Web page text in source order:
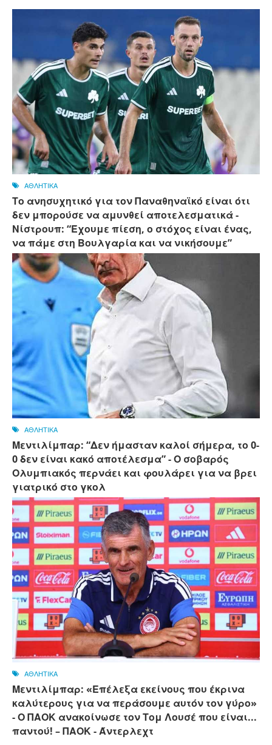
ΑΘΛΗΤΙΚΑ
Το ανησυχητικό για τον Παναθηναϊκό είναι ότι
δεν μπορούσε να αμυνθεί αποτελεσματικά -
Νίστρουπ: “Έχουμε πίεση, ο στόχος είναι ένας,
να πάμε στη Βουλγαρία και να νικήσουμε”
ΑΘΛΗΤΙΚΑ
Μεντιλίμπαρ: “Δεν ήμασταν καλοί σήμερα, το 0-
0 δεν είναι κακό αποτέλεσμα” - Ο σοβαρός
Ολυμπιακός περνάει και φουλάρει για να βρει
γιατρικό στο γκολ
ΑΘΛΗΤΙΚΑ
Μεντιλίμπαρ: «Επέλεξα εκείνους που έκρινα
καλύτερους για να περάσουμε αυτόν τον γύρο»
- Ο ΠΑΟΚ ανακοίνωσε τον Τομ Λουσέ που είναι...
παντού! – ΠΑΟΚ - Άντερλεχτ